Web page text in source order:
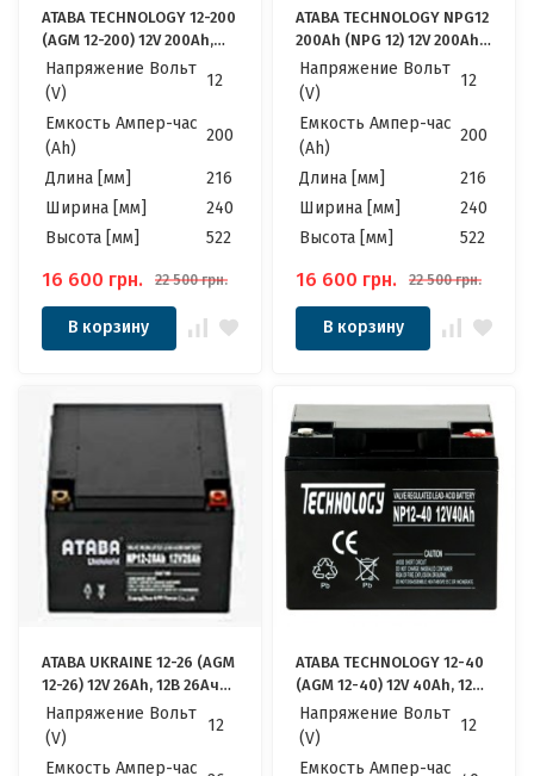
ATABA TECHNOLOGY 12-200
(AGM 12-200) 12V 200Ah,
12В 200Ач АКБ
Напряжение Вольт
(V)
12
Емкость Ампер-час
(Ah)
200
Длина [мм]
216
Ширина [мм]
240
Высота [мм]
522
16 600 грн. 22 500 грн.
В корзину
ATABA TECHNOLOGY NPG12
200Ah (NPG 12) 12V 200Ah,
12В 200Ач АКБ
Напряжение Вольт
(V)
12
Емкость Ампер-час
(Ah)
200
Длина [мм]
216
Ширина [мм]
240
Высота [мм]
522
16 600 грн. 22 500 грн.
В корзину
ATABA UKRAINE 12-26 (AGM
12-26) 12V 26Ah, 12В 26Ач
АКБ
Напряжение Вольт
(V)
12
Емкость Ампер-час
ATABA TECHNOLOGY 12-40
(AGM 12-40) 12V 40Ah, 12В
40Ач АКБ
Напряжение Вольт
(V)
12
Емкость Ампер-час